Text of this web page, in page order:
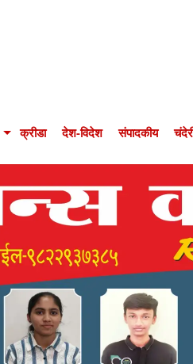
क्रीडा देश-विदेश संपादकीय